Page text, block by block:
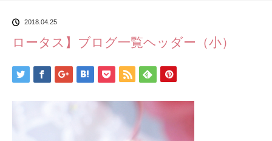
2018.04.25
ロータス】ブログ一覧ヘッダー（小）